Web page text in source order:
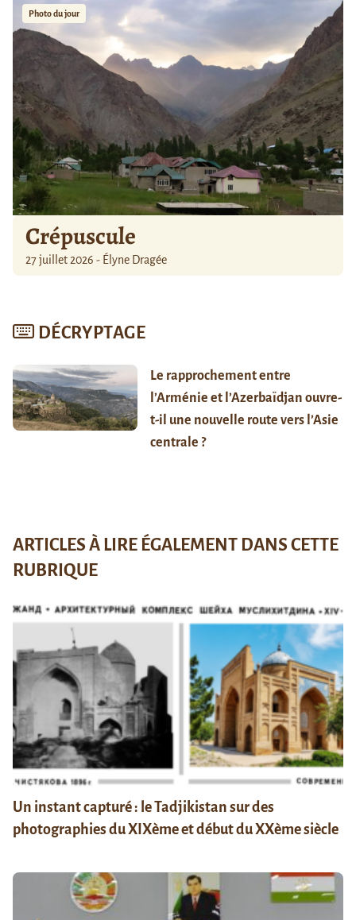
Photo du jour
Crépuscule
27 juillet 2026 - Élyne Dragée
DÉCRYPTAGE
Le rapprochement entre
l’Arménie et l’Azerbaïdjan ouvre-
t-il une nouvelle route vers l’Asie
centrale ?
ARTICLES À LIRE ÉGALEMENT DANS CETTE
RUBRIQUE
Un instant capturé : le Tadjikistan sur des
photographies du XIXème et début du XXème siècle